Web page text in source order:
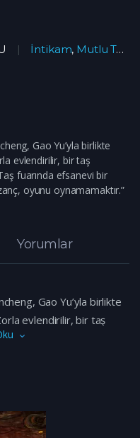
İntikam, Mutlu Tesadüf
Gao Yu’yla birlikte
evlendirilir, bir taş
fuarında efsanevi bir
oyunu oynamamaktır.”
Yorumlar
Gao Yu’yla birlikte
evlendirilir, bir taş
fuarında efsanevi bir